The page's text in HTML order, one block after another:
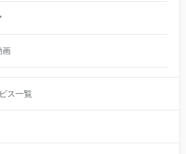
画
ス一覧